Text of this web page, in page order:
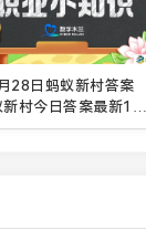
28日蚂蚁新村答案
新村今日答案最新12
日